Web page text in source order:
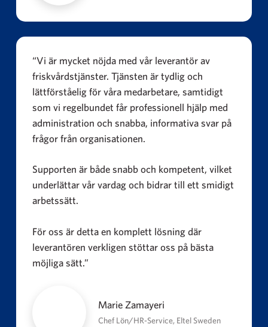
“Vi är mycket nöjda med vår leverantör av
friskvårdstjänster. Tjänsten är tydlig och
lättförståelig för våra medarbetare, samtidigt
som vi regelbundet får professionell hjälp med
administration och snabba, informativa svar på
frågor från organisationen.
Supporten är både snabb och kompetent, vilket
underlättar vår vardag och bidrar till ett smidigt
arbetssätt.
För oss är detta en komplett lösning där
leverantören verkligen stöttar oss på bästa
möjliga sätt.”
Marie Zamayeri
Chef Lön/HR-Service, Eltel Sweden